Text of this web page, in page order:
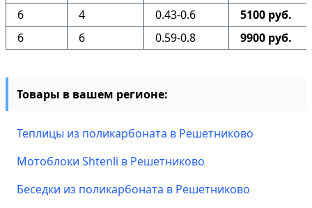
6 4 0.43-0.6
5100 руб.
6
6 0.59-0.8 9900 руб.
Товары в вашем регионе:
Теплицы из поликарбоната в Решетниково
Мотоблоки Shtenli в Решетниково
Беседки из поликарбоната в Решетниково